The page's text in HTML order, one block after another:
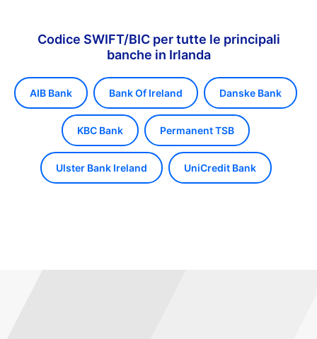
Codice SWIFT/BIC per tutte le principali
banche in Irlanda
AIB Bank Bank Of Ireland Danske Bank
KBC Bank Permanent TSB
Ulster Bank Ireland UniCredit Bank